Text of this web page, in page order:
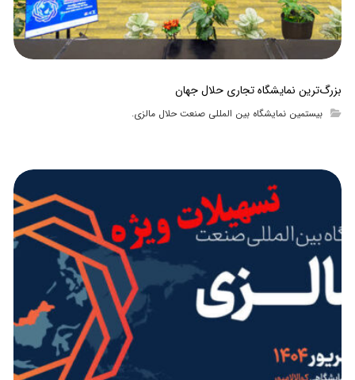
بزرگ‌ترین نمایشگاه تجاری حلال جهان
بیستمین نمایشگاه بین المللی صنعت حلال مالزی.